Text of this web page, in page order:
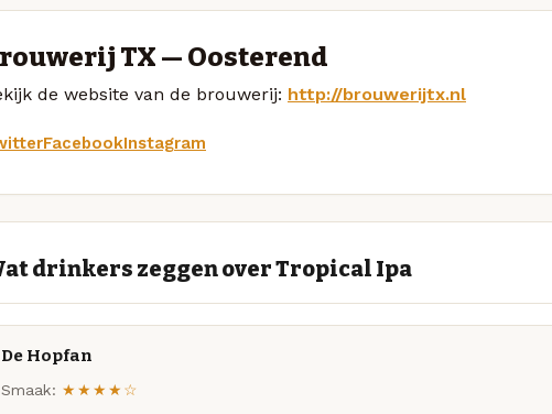
TX — Oosterend
de website van de brouwerij: http://brouwerijtx.nl
FacebookInstagram
drinkers zeggen over Tropical Ipa
De Hopfan
Smaak: ★★★★☆